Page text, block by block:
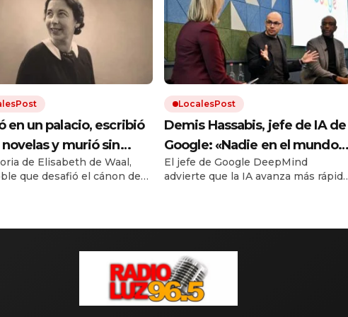
en un palacio, escribió
y murió sin
ninguna: décadas
su nieto hizo que el
de Elisabeth de Waal,
que desafió el cánon de
LocalesPost
Demis Hassabis, jefe de IA de
Google: «Nadie en el mundo
sabe con certeza qué va a
pasar de aquí en adelante, y
El jefe de Google DeepMind
advierte que la IA avanza más rápido
que sea demasiado tarde.